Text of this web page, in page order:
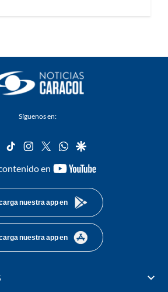
Síguenos en:
facebook
tiktok instagram
twitterwhatsapp
google
en
youtube-
nuestra app en
nuestra app en